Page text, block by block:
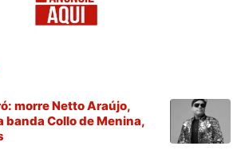
morre Netto Araújo,
banda Collo de Menina,